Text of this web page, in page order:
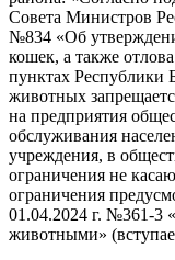
Совета Министров
№834 «Об
кошек, а также
пунктах Республики
животных
на предприятия
обслуживания
учреждения, в
ограничения не
ограничения
01.04.2024 г. №361-3
животными»